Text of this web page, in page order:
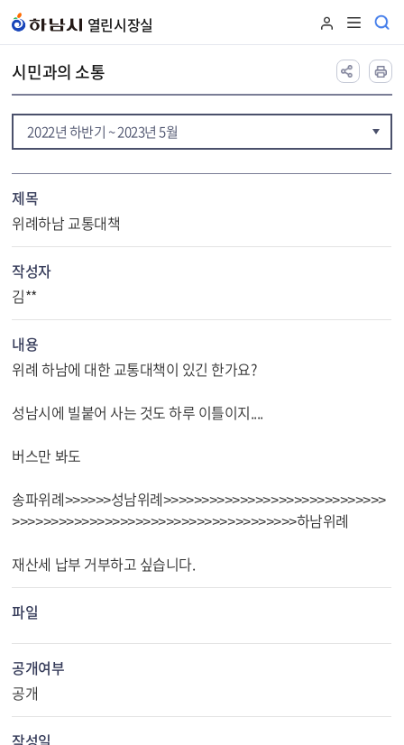
열린시장실
시민과의 소통
2022년 하반기 ~ 2023년 5월
제목
위례하남 교통대책
작성자
김**
내용
위례 하남에 대한 교통대책이 있긴 한가요?
성남시에 빌붙어 사는 것도 하루 이틀이지....
버스만 봐도
송파위례>>>>>>성남위례>>>>>>>>>>>>>>>>>>>>>>>>>>>>>
>>>>>>>>>>>>>>>>>>>>>>>>>>>>>>>>>>>>>하남위례
재산세 납부 거부하고 싶습니다.
파일
공개여부
공개
작성일